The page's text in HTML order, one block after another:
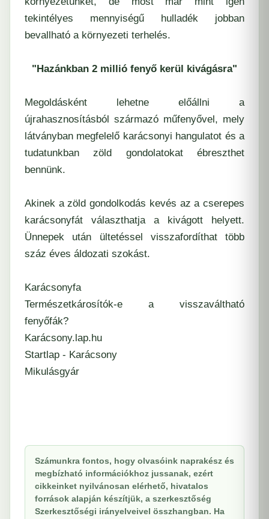
tekintélyes mennyiségű hulladék jobban
bevallható a környezeti terhelés.
"Hazánkban 2 millió fenyő kerül kivágásra"
Megoldásként lehetne előállni a
újrahasznosításból származó műfenyővel, mely
látványban megfelelő karácsonyi hangulatot és a
tudatunkban zöld gondolatokat ébreszthet
bennünk.
Akinek a zöld gondolkodás kevés az a cserepes
karácsonyfát választhatja a kivágott helyett.
Ünnepek után ültetéssel visszafordíthat több
száz éves áldozati szokást.
Karácsonyfa
Természetkárosítók-e a visszaváltható
fenyőfák?
Karácsony.lap.hu
Startlap - Karácsony
Mikulásgyár
Számunkra fontos, hogy olvasóink naprakész és
megbízható információkhoz jussanak, ezért
cikkeinket nyilvánosan elérhető, hivatalos
források alapján készítjük, a szerkesztőség
Szerkesztőségi irányelveivel összhangban. Ha